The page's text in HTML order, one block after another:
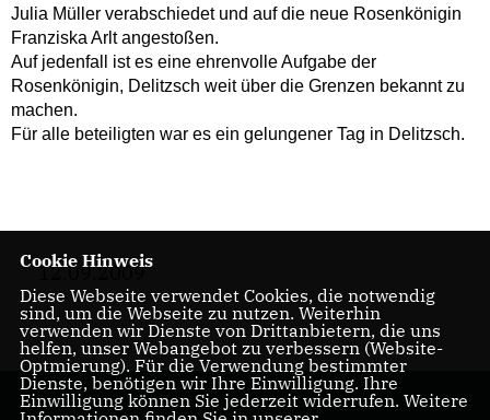
Julia Müller verabschiedet und auf die neue Rosenkönigin
Franziska Arlt angestoßen.
Auf jedenfall ist es eine ehrenvolle Aufgabe der
Rosenkönigin, Delitzsch weit über die Grenzen bekannt zu
machen.
Für alle beteiligten war es ein gelungener Tag in Delitzsch.
12.09.2009
Cookie Hinweis
Diese Webseite verwendet Cookies, die notwendig
sind, um die Webseite zu nutzen. Weiterhin
verwenden wir Dienste von Drittanbietern, die uns
helfen, unser Webangebot zu verbessern (Website-
Optmierung). Für die Verwendung bestimmter
Dienste, benötigen wir Ihre Einwilligung. Ihre
Einwilligung können Sie jederzeit widerrufen. Weitere